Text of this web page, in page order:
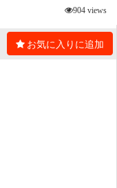
904 views
お気に入りに追加